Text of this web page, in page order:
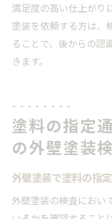
満足度の高い仕上がり
塗装を依頼する方は、
ることで、後からの認
きます。
塗料の指定
の外壁塗装
外壁塗装で塗料の指
外壁塗装の検査におい